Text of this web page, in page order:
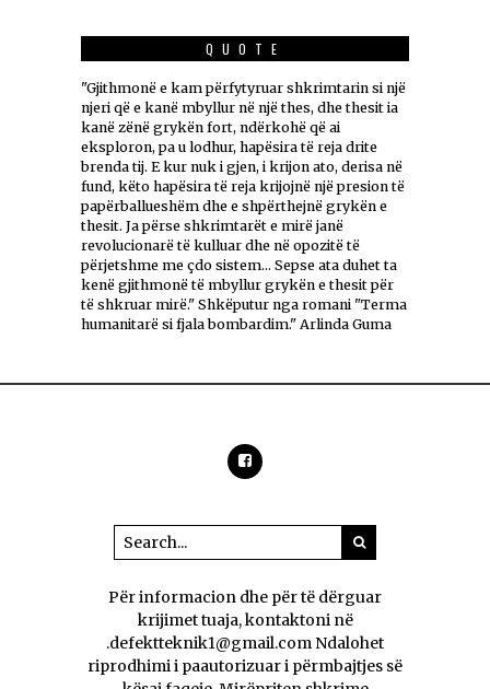
QUOTE
"Gjithmonë e kam përfytyruar shkrimtarin si një
njeri që e kanë mbyllur në një thes, dhe thesit ia
kanë zënë grykën fort, ndërkohë që ai
eksploron, pa u lodhur, hapësira të reja drite
brenda tij. E kur nuk i gjen, i krijon ato, derisa në
fund, këto hapësira të reja krijojnë një presion të
papërballueshëm dhe e shpërthejnë grykën e
thesit. Ja përse shkrimtarët e mirë janë
revolucionarë të kulluar dhe në opozitë të
përjetshme me çdo sistem... Sepse ata duhet ta
kenë gjithmonë të mbyllur grykën e thesit për
të shkruar mirë." Shkëputur nga romani "Terma
humanitarë si fjala bombardim." Arlinda Guma
Për informacion dhe për të dërguar
krijimet tuaja, kontaktoni në
.defektteknik1@gmail.com Ndalohet
riprodhimi i paautorizuar i përmbajtjes së